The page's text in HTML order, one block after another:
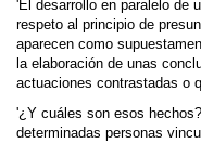
'El desarrollo en paralelo de
respeto al principio de
aparecen como
la elaboración de unas
actuaciones contrastadas o
'¿Y cuáles son esos
determinadas personas